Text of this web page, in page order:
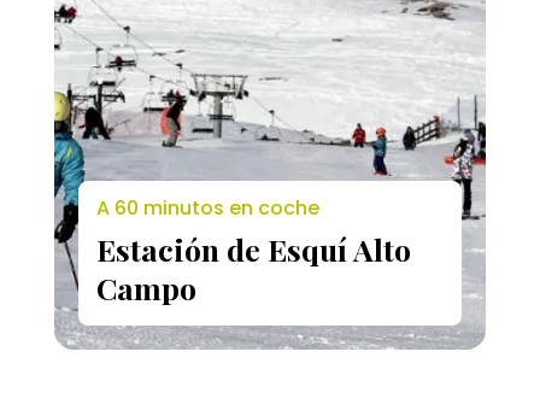
A 60 minutos en coche
Estación de Esquí Alto
Campo